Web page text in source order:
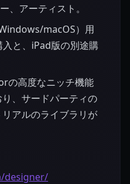
、アーティスト。
macOS）用
と、iPad版の別途購
の高度なニッチ機能
、サードパーティの
アルのライブラリが
designer/